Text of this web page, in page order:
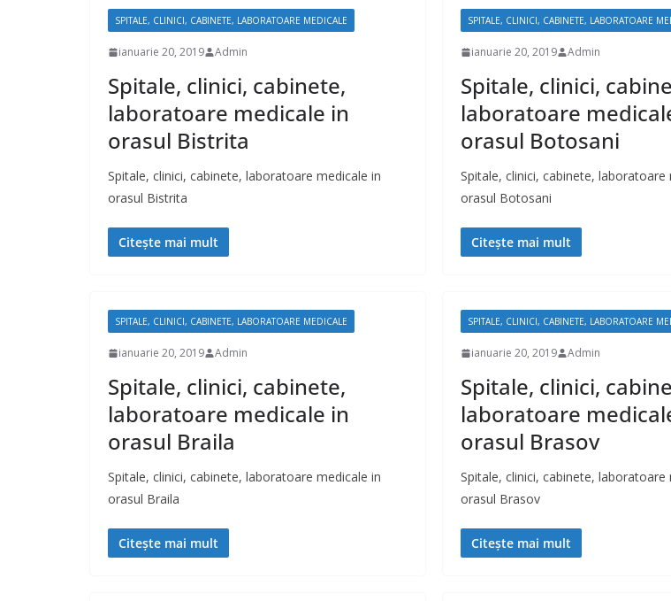
SPITALE, CLINICI, CABINETE, LABORATOARE MEDICALE
ianuarie 20, 2019 Admin
Spitale, clinici, cabinete,
laboratoare medicale in
orasul Bistrita
Spitale, clinici, cabinete, laboratoare medicale in
orasul Bistrita
Citește mai mult
SPITALE, CLINICI, CABINETE, LABORATOARE
ianuarie 20, 2019 Admin
Spitale, clinici,
laboratoare
orasul Botosani
Spitale, clinici, cabinete, laboratoare
orasul Botosani
Citește mai mult
SPITALE, CLINICI, CABINETE, LABORATOARE MEDICALE
ianuarie 20, 2019 Admin
Spitale, clinici, cabinete,
laboratoare medicale in
orasul Braila
Spitale, clinici, cabinete, laboratoare medicale in
orasul Braila
Citește mai mult
SPITALE, CLINICI, CABINETE, LABORATOARE
ianuarie 20, 2019 Admin
Spitale, clinici,
laboratoare
orasul Brasov
Spitale, clinici, cabinete, laboratoare
orasul Brasov
Citește mai mult